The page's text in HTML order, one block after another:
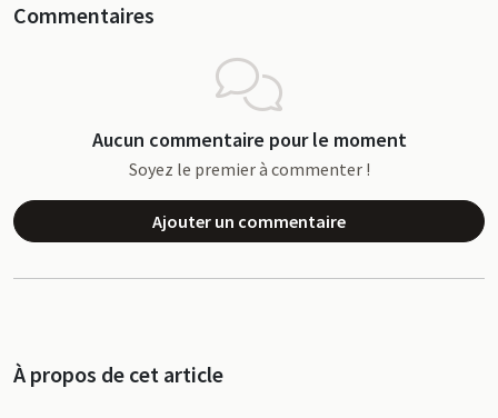
Commentaires
Aucun commentaire pour le moment
Soyez le premier à commenter !
Ajouter un commentaire
À propos de cet article